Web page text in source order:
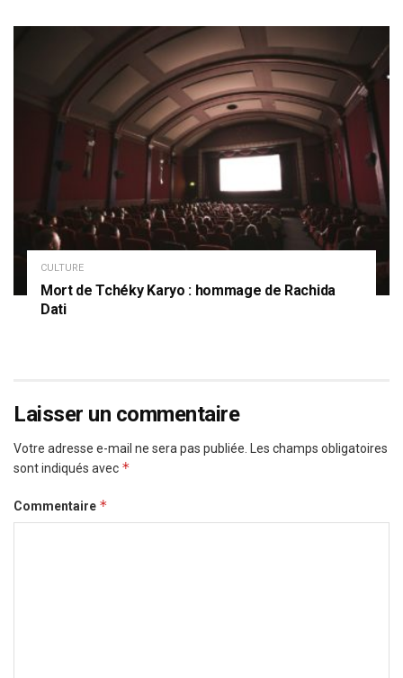
CULTURE
Mort de Tchéky Karyo : hommage de Rachida
Dati
Laisser un commentaire
Votre adresse e-mail ne sera pas publiée.
Les champs obligatoires
sont indiqués avec *
Commentaire *